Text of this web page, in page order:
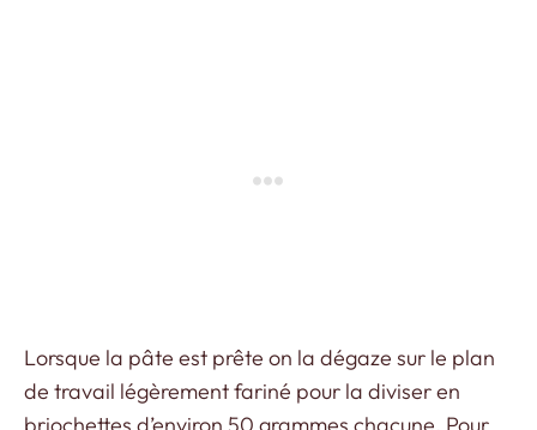
Lorsque la pâte est prête on la dégaze sur le plan
de travail légèrement fariné pour la diviser en